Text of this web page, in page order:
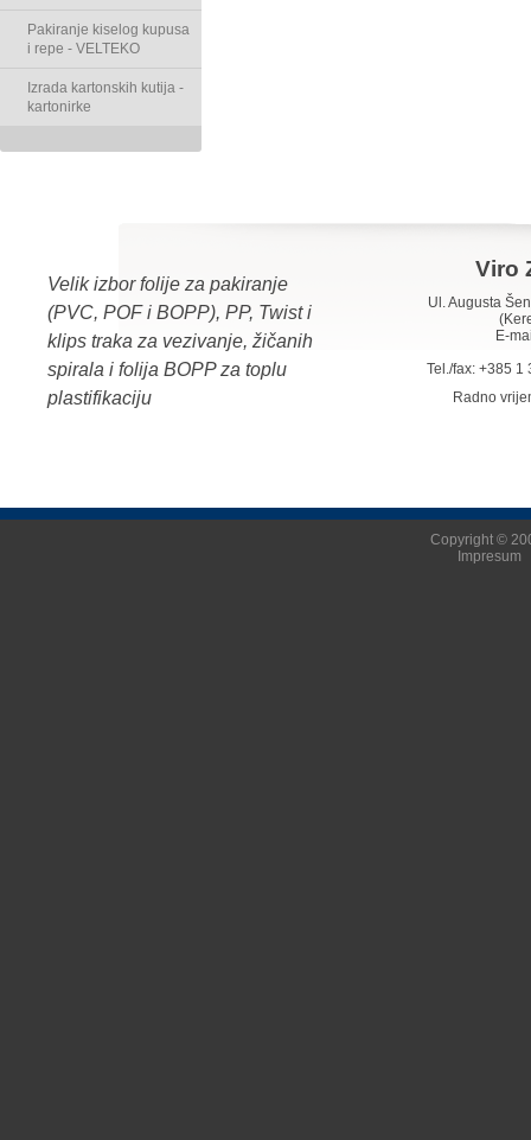
Pakiranje kiselog kupusa
i repe - VELTEKO
Izrada kartonskih kutija -
kartonirke
Velik izbor folije za pakiranje
(PVC, POF i BOPP), PP, Twist i
klips traka za vezivanje, žičanih
spirala i folija BOPP za toplu
plastifikaciju
Viro
Ul. Augusta
E-
Tel./fax: +385 1
Radno
Copyright ©
Impresum